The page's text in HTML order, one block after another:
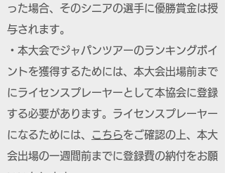
った場合、そのシニアの選手に優勝賞金は授
与されます。
・本大会でジャパンツアーのランキングポイ
ントを獲得するためには、本大会出場前まで
にライセンスプレーヤーとして本協会に登録
する必要があります。ライセンスプレーヤー
になるためには、
こちらをご確認の上、本大
会出場の一週間前までに登録費の納付をお願